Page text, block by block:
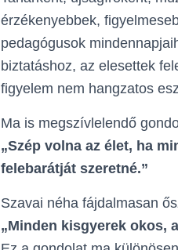
érzékenyebbek,
pedagógusok
biztatáshoz, az elesettek
figyelem nem hangzatos
Ma is megszívlelendő
„Szép volna az élet, ha
felebarátját szeretné.”
Szavai néha fájdalmasan
„Minden kisgyerek okos,